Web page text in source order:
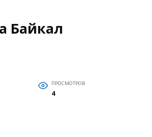
Байкал
ПРОСМОТРОВ
4